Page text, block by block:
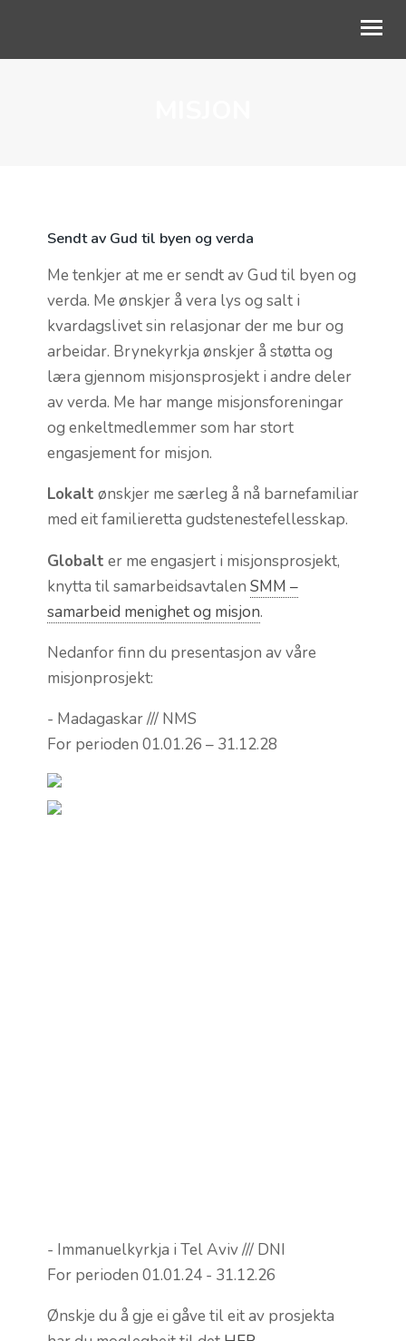
KALENDER
NETTKYRKJA
Sendt av Gud til byen og verda
Me tenkjer at me er sendt av Gud til byen og
verda. Me ønskjer å vera lys og salt i
kvardagslivet sin relasjonar der me bur og
arbeidar. Brynekyrkja ønskjer å støtta og
læra gjennom misjonsprosjekt i andre deler
av verda. Me har mange misjonsforeningar
og enkeltmedlemmer som har stort
engasjement for misjon.
Lokalt ønskjer me særleg å nå barnefamiliar
med eit familieretta gudstenestefellesskap.
Globalt er me engasjert i misjonsprosjekt,
knytta til samarbeidsavtalen SMM –
samarbeid menighet og misjon.
Nedanfor finn du presentasjon av våre
misjonprosjekt:
- Madagaskar /// NMS
For perioden 01.01.26 – 31.12.28
- Immanuelkyrkja i Tel Aviv /// DNI
For perioden 01.01.24 - 31.12.26
Ønskje du å gje ei gåve til eit av prosjekta